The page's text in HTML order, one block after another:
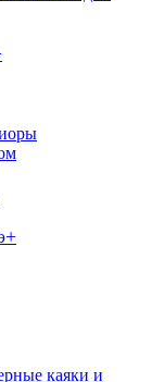
+
каяки и